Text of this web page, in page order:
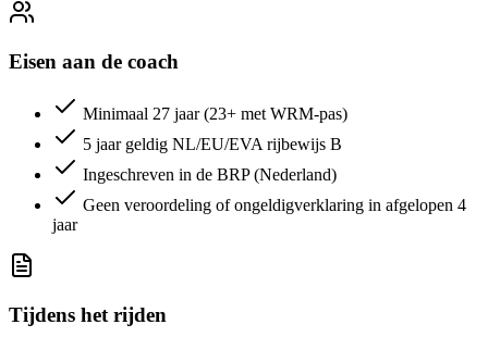
Eisen aan de coach
Minimaal 27 jaar (23+ met WRM-pas)
5 jaar geldig NL/EU/EVA rijbewijs B
Ingeschreven in de BRP (Nederland)
Geen veroordeling of ongeldigverklaring in afgelopen 4
jaar
Tijdens het rijden